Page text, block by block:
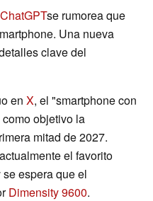
ChatGPTse rumorea que
Una nueva
clave del
en X, el "smartphone con
objetivo la
mitad de 2027.
el favorito
espera que el
Dimensity 9600.